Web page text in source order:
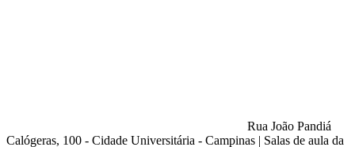
Rua João Pandiá
Calógeras, 100 - Cidade Universitária - Campinas | Salas de aula da